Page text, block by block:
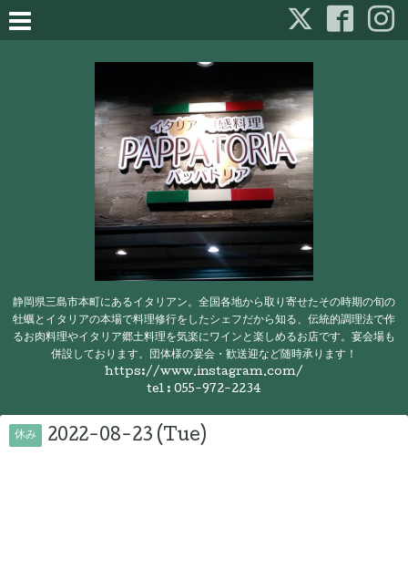
静岡県三島市本町にあるイタリアン。全国各地から取り寄せたその時期の旬の
牡蠣とイタリアの本場で料理修行をしたシェフだから知る、伝統的調理法で作
るお肉料理やイタリア郷土料理を気楽にワインと楽しめるお店です。宴会場も
併設しております。団体様の宴会・歓送迎など随時承ります！
https://www.instagram.com/
tel : 055-972-2234
休み 2022-08-23 (Tue)